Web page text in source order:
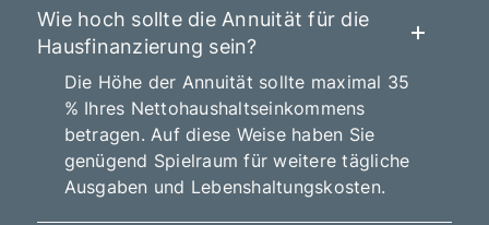
Wie hoch sollte die Annuität für die
Hausfinanzierung sein?
Die Höhe der Annuität sollte maximal 35
% Ihres Nettohaushaltseinkommens
betragen. Auf diese Weise haben Sie
genügend Spielraum für weitere tägliche
Ausgaben und Lebenshaltungskosten.